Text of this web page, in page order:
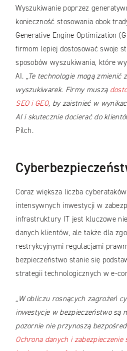
Wyszukiwanie poprzez
konieczność stosowania obok
Generative Engine Optimization
firmom lepiej dostosować swoje
sposobów wyszukiwania, które
AI. „Te technologie mogą zmienić
wyszukiwarek. Firmy muszą
SEO i GEO, by zaistnieć w
AI i skutecznie docierać do
Pilch.
Coraz większa liczba
intensywnych inwestycji w
infrastruktury IT jest kluczowe
danych klientów, ale także dla
restrykcyjnymi regulacjami
bezpieczeństwo stanie się
strategii technologicznych w e-
„W obliczu rosnących zagrożeń
inwestycje w bezpieczeństwo są
pozornie nie przynoszą
Ochrona danych i